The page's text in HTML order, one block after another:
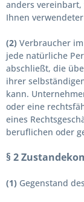
anders
Ihnen
(2) Verbraucher
jede natürliche
abschließt, die
ihrer
kann.
oder eine
eines
beruflichen oder
§ 2
(1) Gegenstand